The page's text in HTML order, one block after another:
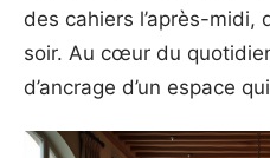
des cahiers l’après-midi,
soir. Au cœur du
d’ancrage d’un espace